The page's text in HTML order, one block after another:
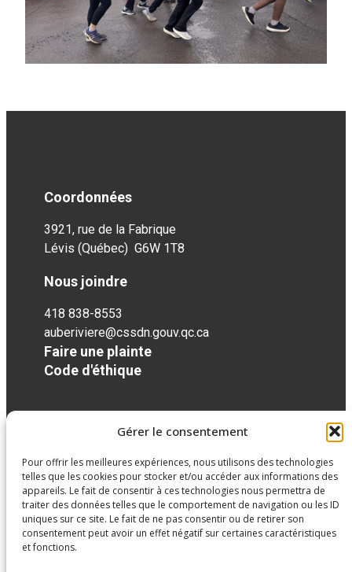
Gérer le consentement
Pour offrir les meilleures expériences, nous utilisons des technologies
telles que les cookies pour stocker et/ou accéder aux informations des
appareils. Le fait de consentir à ces technologies nous permettra de
traiter des données telles que le comportement de navigation ou les ID
uniques sur ce site. Le fait de ne pas consentir ou de retirer son
consentement peut avoir un effet négatif sur certaines caractéristiques
et fonctions.
Coordonnées
3921, rue de la Fabrique
Lévis (Québec) G6W 1T8
Nous joindre
418 838-8553
auberiviere@cssdn.gouv.qc.ca
Faire une plainte
Code d'éthique
Réseaux sociaux
facebook